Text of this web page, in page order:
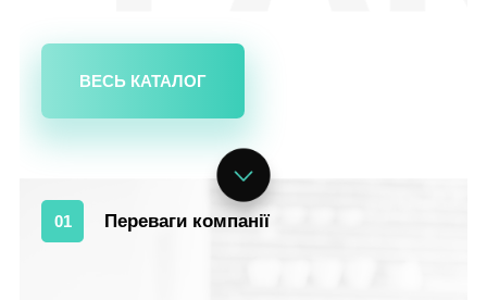
ВЕСЬ КАТАЛОГ
01 Переваги компанії